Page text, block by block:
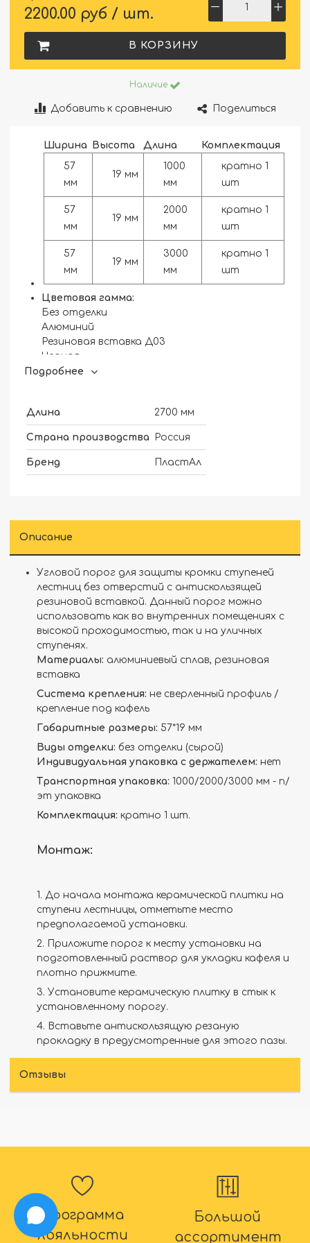
2200.00 руб / шт.
В КОРЗИНУ
Наличие
Добавить к сравнению Поделиться
Ширина Высота Длина
Комплектация
57
мм
19 мм
1000
мм
кратно 1
шт
57
мм
19 мм
2000
мм
кратно 1
шт
57
мм
19 мм
3000
мм
кратно 1
шт
Цветовая гамма:
Без отделки
Алюминий
Резиновая вставка Д03
Черная
Подробнее
Длина 2700 мм
Страна производства Россия
Бренд ПластАл
Описание
Угловой порог для защиты кромки ступеней
лестниц без отверстий с антискользящей
резиновой вставкой. Данный порог можно
использовать как во внутренних помещениях с
высокой проходимостью, так и на уличных
ступенях.
Материалы: алюминиевый сплав, резиновая
вставка
Система крепления: не сверленный профиль /
крепление под кафель
Габаритные размеры: 57*19 мм
Виды отделки: без отделки (сырой)
Индивидуальная упаковка с держателем: нет
Транспортная упаковка: 1000/2000/3000 мм - п/
эт упаковка
Комплектация: кратно 1 шт.
Монтаж:
1. До начала монтажа керамической плитки на
ступени лестницы, отметьте место
предполагаемой установки.
2. Приложите порог к месту установки на
подготовленный раствор для укладки кафеля и
плотно прижмите.
3. Установите керамическую плитку в стык к
установленному порогу.
4. Вставьте антискользящую резаную
прокладку в предусмотренные для этого пазы.
Отзывы
Программа
лояльности
Большой
ассортимент